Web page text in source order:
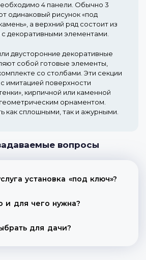
4 панели. Обычно 3
одинаковый рисунок «под
а верхний ряд состоит из
декоративными элементами.
двусторонние декоративные
собой готовые элементы,
со столбами. Эти секции
имитацией поверхности
кирпичной или каменной
орнаментом.
как сплошными, так и ажурными.
вопросы
установка «под ключ»?
и для чего нужна?
для дачи?